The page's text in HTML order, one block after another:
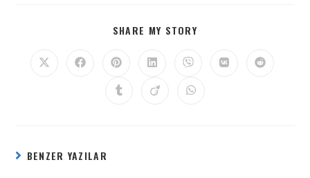
SHARE MY STORY
BENZER YAZILAR